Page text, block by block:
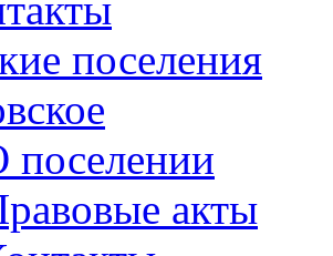
поселения
поселении
акты